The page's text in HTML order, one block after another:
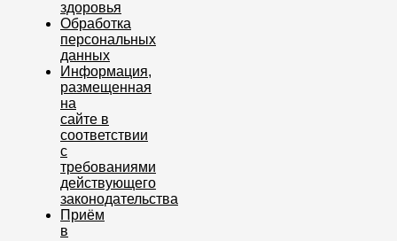
здоровья
Обработка
персональных
данных
Информация,
размещенная
на
сайте в
соответствии
с
требованиями
действующего
законодательства
Приём
в